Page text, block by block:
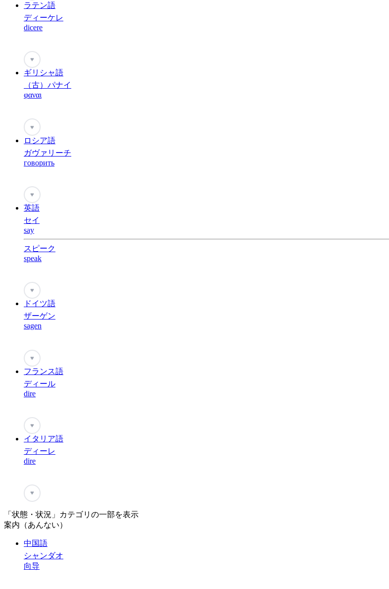
ラテン語
ディーケレ
dicere
♥
ギリシャ語
（古）パナイ
φαναι
♥
ロシア語
ガヴァリーチ
говорить
♥
英語
セイ
say
スピーク
speak
♥
ドイツ語
ザーゲン
sagen
♥
フランス語
ディール
dire
♥
イタリア語
ディーレ
dire
♥
「状態・状況」カテゴリの一部を表示
案内（あんない）
中国語
シャンダオ
向导